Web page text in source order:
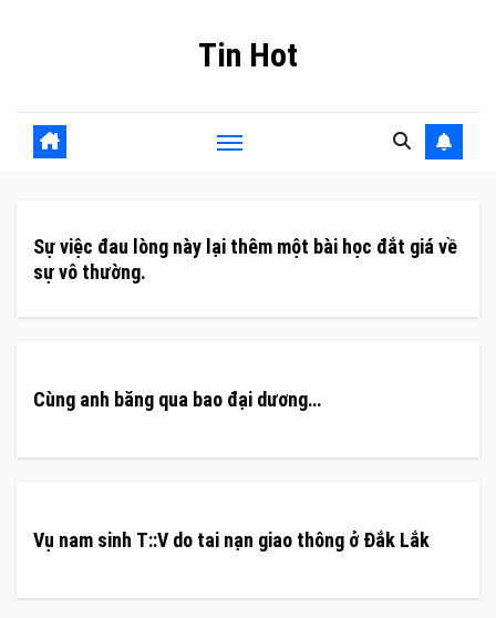
Tin Hot
Sự việc đau lòng này lại thêm một bài học đắt giá về
sự vô thường.
Cùng anh băng qua bao đại dương…
Vụ nam sinh T::V do tai nạn giao thông ở Đắk Lắk